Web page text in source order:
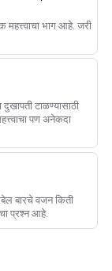
भाग आहे. जरी
टाळण्यासाठी
पण अनेकदा
बारचे वजन किती
प्रश्न आहे.